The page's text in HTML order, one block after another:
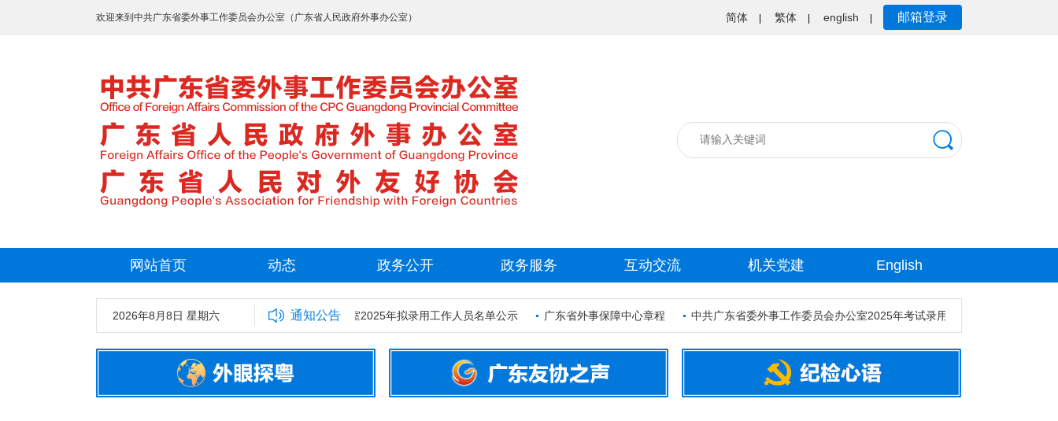
欢迎来到中共广东省委外事工作委员会办公室（广东省人民政府外事办公室） 简体 繁体 english 邮箱登录
网站首页 动态 政务公开 政务服务 互动交流 机关党建 English
2026年8月8日 星期六 通知公告
中共广东省委外事工作委员会办公室2025年拟录用工作人员名单公示 广东省外事保障中心章程 中共广东省委外事工作委员会办公室2025年考试录用公务员资格审核公告